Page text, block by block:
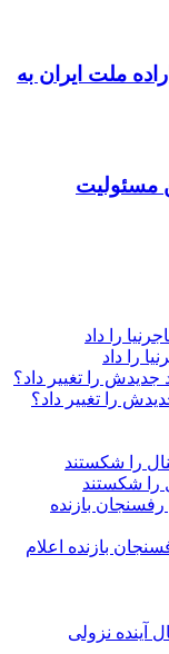
ملت ایران به
مسئولیت
را داد
را تغییر داد؟
را شکستند
بازنده اعلام